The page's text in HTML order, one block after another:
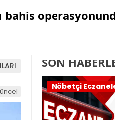
bahis
SON
Nöbetçi